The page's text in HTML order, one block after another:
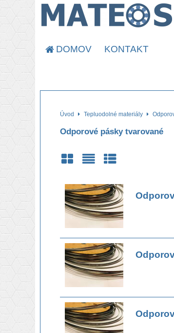
DOMOV KONTAKT
Úvod Tepluodolné materiály
Odporové pásky tvarované